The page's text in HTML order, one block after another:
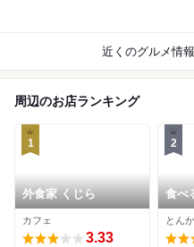
近くのグルメ情
周辺のお店ランキング
1
外食家 くじら
カフェ
3.33
2
食べ
仁ア
琉球
とん